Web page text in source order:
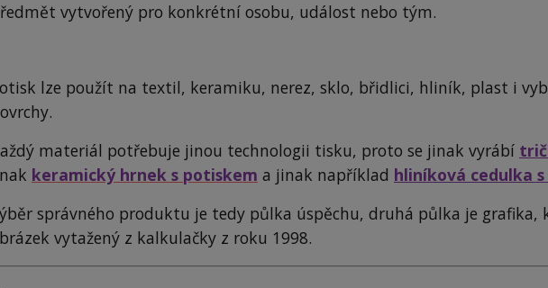
vytvořený pro konkrétní osobu, událost nebo tým.
lze použít na textil, keramiku, nerez, sklo, břidlici, hliník, plast i
materiál potřebuje jinou technologii tisku, proto se jinak vyrábí
keramický hrnek s potiskem a jinak například hliníková cedulka
správného produktu je tedy půlka úspěchu, druhá půlka je grafika,
vytažený z kalkulačky z roku 1998.